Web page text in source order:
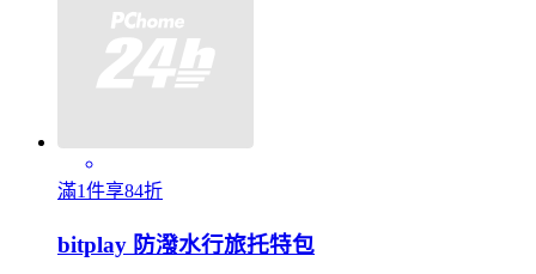
滿1件享84折
bitplay 防潑水行旅托特包